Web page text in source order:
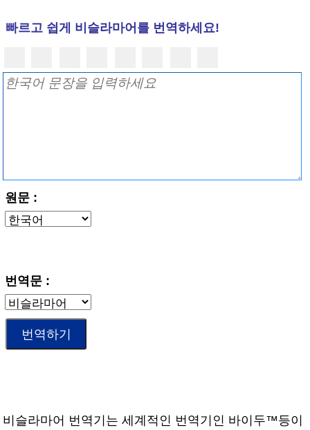
빠르고 쉽게 비슬라마어를 번역하세요!
원문 :
번역문 :
비슬라마어 번역기는 세계적인 번역기인 바이두™등이